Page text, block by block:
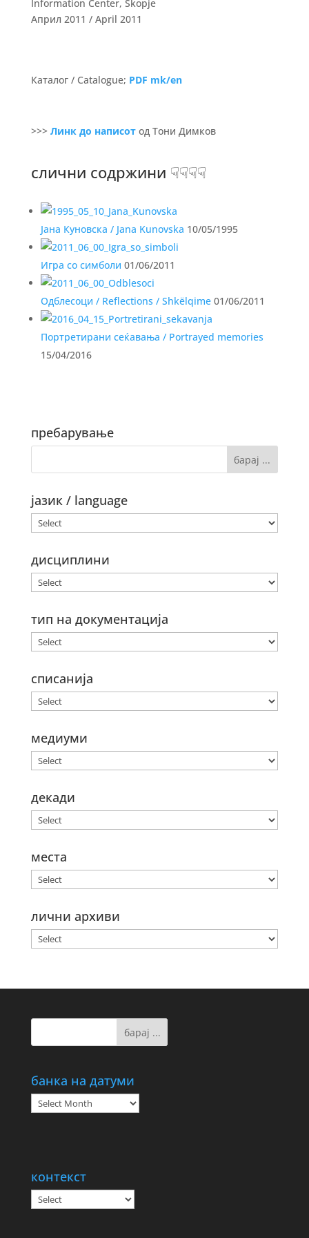
Information Center, Skopje
Април 2011 / April 2011
Каталог / Catalogue; PDF mk/en
>>> Линк до написот од Тони Димков
слични содржини ☟☟☟☟
Јана Куновска / Jana Kunovska 10/05/1995
Игра со симболи 01/06/2011
Одблесоци / Reflections / Shkëlqime01/06/2011
Портретирани сеќавања / Portrayed memories
15/04/2016
пребарување
јазик / language
дисциплини
тип на документација
списанија
медиуми
декади
места
лични архиви
банка на датуми
банка
на
контекст